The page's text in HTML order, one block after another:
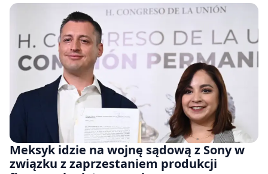
Meksyk idzie na wojnę sądową z Sony w
związku z zaprzestaniem produkcji